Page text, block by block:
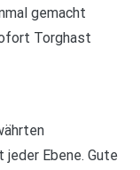
gemacht
Torghast
Ebene. Gute